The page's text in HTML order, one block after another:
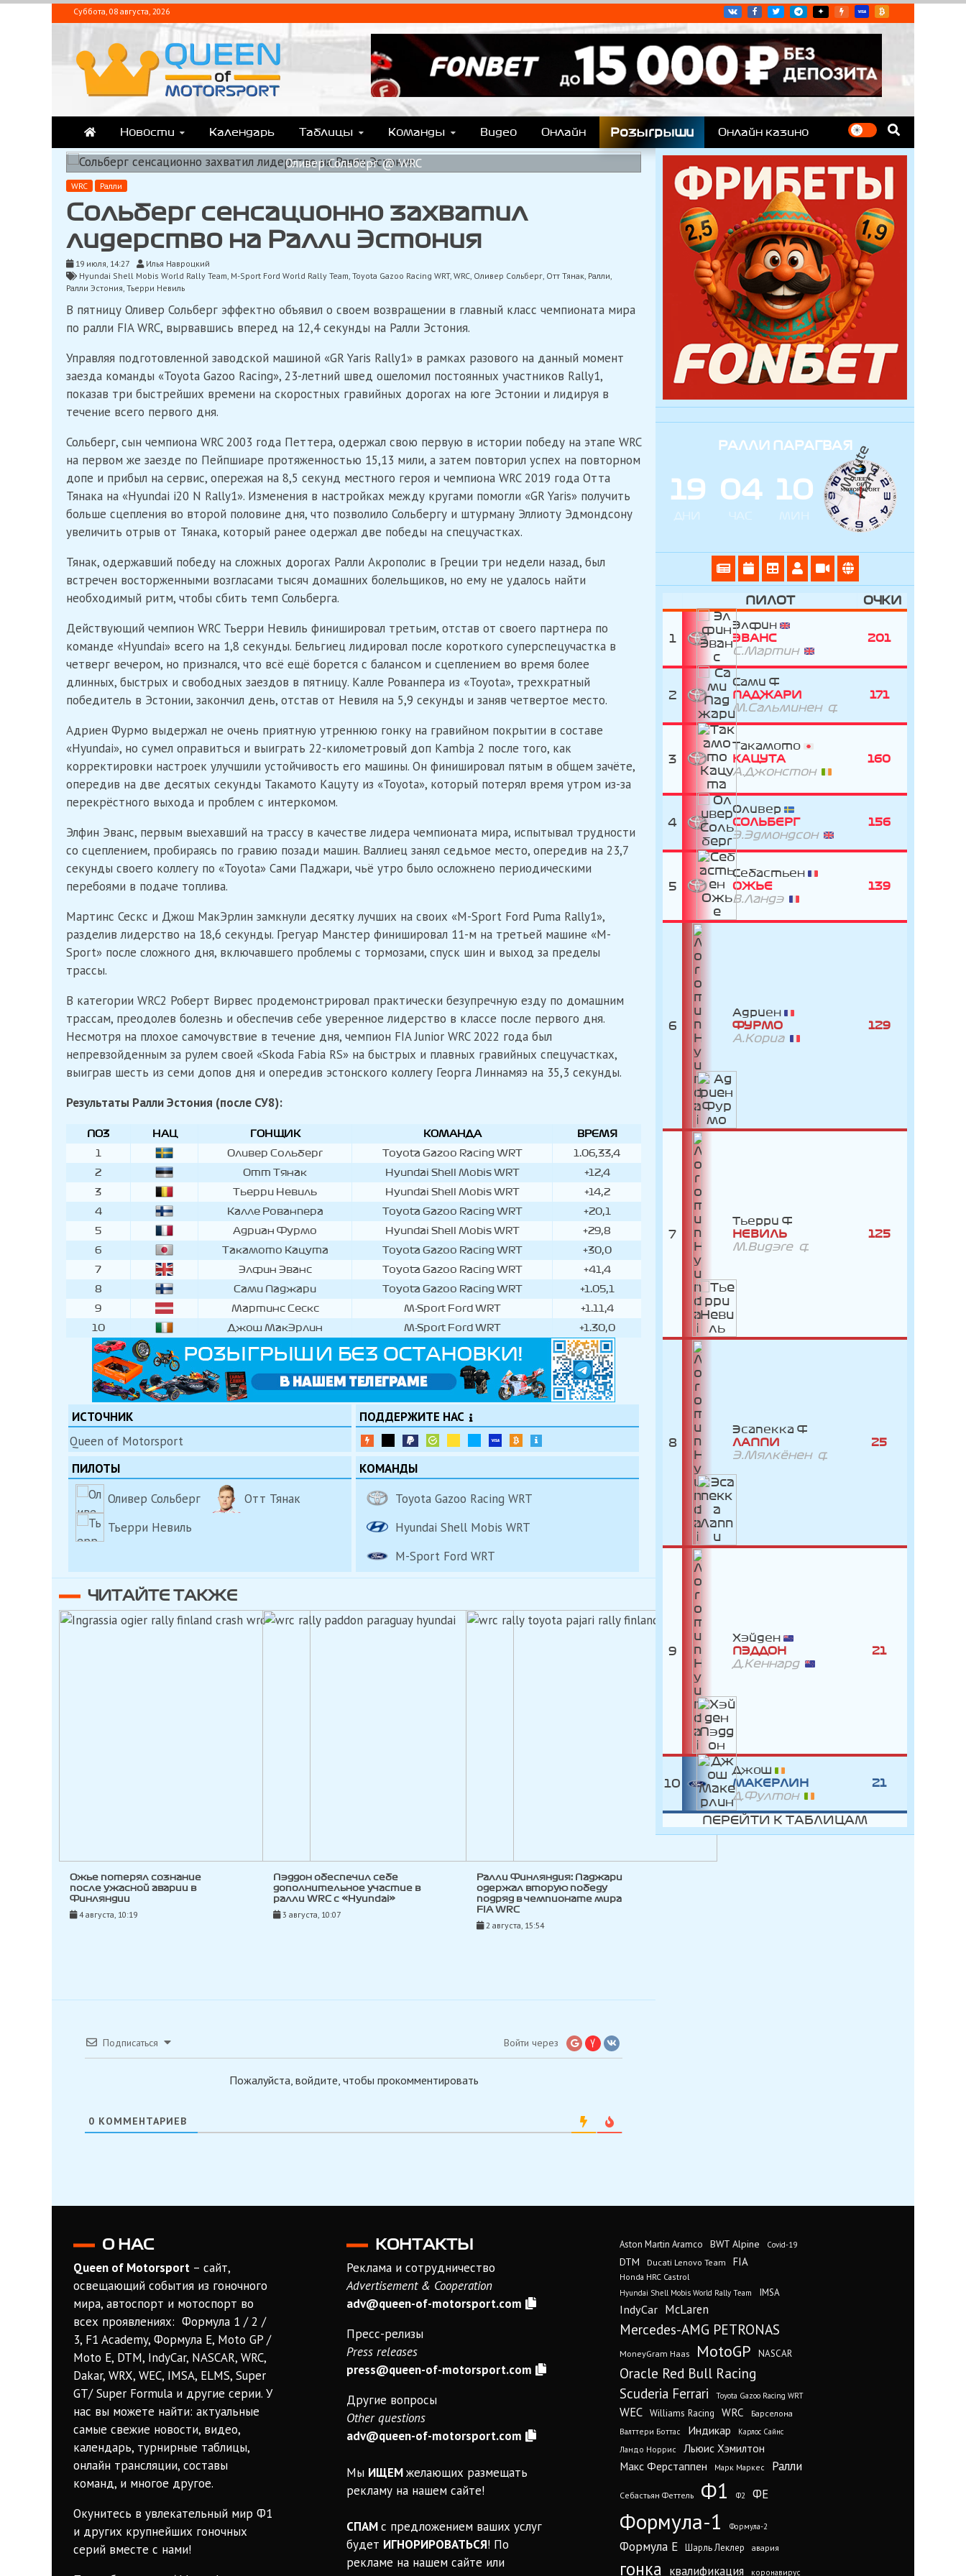
Перейти
к
содержимому
Суббота, 08 августа, 2026
QUEEN-OF-MOTORSPORT.COM
Аналитика, статистика, трансляции Формулы-1 (Ф2/Ф3/F1 Academy), Формулы Е, Moto GP, DTM, IndyCar, NASCAR, WRC (Dakar, WRX), WEC, IMSA и других гоночных серий
Новости Календарь Таблицы Команды Видео Онлайн Розыгрыши Онлайн казино
Оливер Сольберг @ WRC
WRC Ралли
Сольберг сенсационно захватил
лидерство на Ралли Эстония
19 июля, 14:27
Илья Навроцкий
Hyundai Shell Mobis World Rally Team, M-Sport Ford World Rally Team, Toyota Gazoo Racing WRT, WRC, Оливер Сольберг, Отт Тянак, Ралли,
Ралли Эстония, Тьерри Невиль
В пятницу Оливер Сольберг эффектно объявил о своем возвращении в главный класс чемпионата мира
по ралли FIA WRC, вырвавшись вперед на 12,4 секунды на Ралли Эстония.
Управляя подготовленной заводской машиной «GR Yaris Rally1» в рамках разового на данный момент
заезда команды «Toyota Gazoo Racing», 23-летний швед ошеломил постоянных участников Rally1,
показав три быстрейших времени на скоростных гравийных дорогах на юге Эстонии и лидируя в
течение всего первого дня.
Сольберг, сын чемпиона WRC 2003 года Петтера, одержал свою первую в истории победу на этапе WRC
на первом же заезде по Пейпшиаре протяженностью 15,13 мили, а затем повторил успех на повторном
допе и прибыл на сервис, опережая на 8,5 секунд местного героя и чемпиона WRC 2019 года Отта
Тянака на «Hyundai i20 N Rally1». Изменения в настройках между кругами помогли «GR Yaris» получить
больше сцепления во второй половине дня, что позволило Сольбергу и штурману Эллиоту Эдмондсону
увеличить отрыв от Тянака, который ранее одержал две победы на спецучастках.
Тянак, одержавший победу на сложных дорогах Ралли Акрополис в Греции три недели назад, был
встречен восторженными возгласами тысяч домашних болельщиков, но ему не удалось найти
необходимый ритм, чтобы сбить темп Сольберга.
Действующий чемпион WRC Тьерри Невиль финишировал третьим, отстав от своего партнера по
команде «Hyundai» всего на 1,8 секунды. Бельгиец лидировал после короткого суперспецучастка в
четверг вечером, но признался, что всё ещё борется с балансом и сцеплением во время более
длинных, быстрых и свободных заездов в пятницу. Калле Рованпера из «Toyota», трехкратный
победитель в Эстонии, закончил день, отстав от Невиля на 5,9 секунды и заняв четвертое место.
Адриен Фурмо выдержал не очень приятную утреннюю гонку на гравийном покрытии в составе
«Hyundai», но сумел оправиться и выиграть 22-километровый доп Kambja 2 после того, как
корректировки настроек улучшили устойчивость его машины. Он финишировал пятым в общем зачёте,
опередив на две десятых секунды Такамото Кацуту из «Toyota», который потерял время утром из-за
перекрёстного выхода и проблем с интеркомом.
Элфин Эванс, первым выехавший на трассу в качестве лидера чемпионата мира, испытывал трудности
со сцеплением, пробираясь по гравию позади машин. Валлиец занял седьмое место, опередив на 23,7
секунды своего коллегу по «Toyota» Сами Паджари, чьё утро было осложнено периодическими
перебоями в подаче топлива.
Мартинс Сескс и Джош МакЭрлин замкнули десятку лучших на своих «M-Sport Ford Puma Rally1»,
разделив лидерство на 18,6 секунды. Грегуар Манстер финишировал 11-м на третьей машине «M-
Sport» после сложного дня, включавшего проблемы с тормозами, спуск шин и выход за пределы
трассы.
В категории WRC2 Роберт Вирвес продемонстрировал практически безупречную езду по домашним
трассам, преодолев болезнь и обеспечив себе уверенное лидерство в классе после первого дня.
Несмотря на плохое самочувствие в течение дня, чемпион FIA Junior WRC 2022 года был
непревзойденным за рулем своей «Skoda Fabia RS» на быстрых и плавных гравийных спецучастках,
выиграв шесть из семи допов дня и опередив эстонского коллегу Георга Линнамяэ на 35,3 секунды.
Результаты Ралли Эстония (после СУ8):
ПОЗ НАЦ ГОНЩИК КОМАНДА ВРЕМЯ
1 Оливер Сольберг Toyota Gazoo Racing WRT 1.06,33,4
2 Отт Тянак Hyundai Shell Mobis WRT +12,4
3 Тьерри Невиль Hyundai Shell Mobis WRT +14,2
4 Калле Рованпера Toyota Gazoo Racing WRT +20,1
5 Адриан Фурмо Hyundai Shell Mobis WRT +29,8
6 Такамото Кацута Toyota Gazoo Racing WRT +30,0
7 Элфин Эванс Toyota Gazoo Racing WRT +41,4
8 Сами Паджари Toyota Gazoo Racing WRT +1.05,1
9 Мартинс Сескс M-Sport Ford WRT +1.11,4
10 Джош МакЭрлин M-Sport Ford WRT +1.30,0
ИСТОЧНИК
Queen of Motorsport
ПОДДЕРЖИТЕ НАС
ПИЛОТЫ
Оливер Сольберг
Отт Тянак
Тьерри Невиль
КОМАНДЫ
Toyota Gazoo Racing WRT
Hyundai Shell Mobis WRT
M-Sport Ford WRT
ЧИТАЙТЕ ТАКЖЕ
Ожье потерял сознание
после ужасной аварии в
Финляндии
4 августа, 10:19
Пэддон обеспечил себе
дополнительное участие в
ралли WRC с «Hyundai»
3 августа, 10:07
Ралли Финляндия: Паджари
одержал вторую победу
подряд в чемпионате мира
FIA WRC
2 августа, 15:54
Подписаться Войти через
Пожалуйста, войдите, чтобы прокомментировать
0 КОММЕНТАРИЕВ
РАЛЛИ ПАРАГВАЯ
19
ДНИ
04
ЧАС
10
МИН
ПИЛОТ ОЧКИ
1
Элфин
ЭВАНС
С.Мартин
201
2
Сами
ПАДЖАРИ
М.Сальминен
171
3
Такамото
КАЦУТА
А.Джонстон
160
4
Оливер
СОЛЬБЕРГ
Э.Эдмондсон
156
5
Себастьен
ОЖЬЕ
В.Ландэ
139
6
Адриен
ФУРМО
А.Кориа
129
7
Тьерри
НЕВИЛЬ
М.Видэге
125
8
Эсапекка
ЛАППИ
Э.Мялкёнен
25
9
Хэйден
ПЭДДОН
Д.Кеннард
21
10
Джош
МАКЕРЛИН
Д.Фултон
21
ПЕРЕЙТИ К ТАБЛИЦАМ
О НАС
Queen of Motorsport – сайт,
освещающий события из гоночного
мира, автоспорт и мотоспорт во
всех проявлениях: Формула 1 / 2 /
3, F1 Academy, Формула Е, Moto GP /
Moto E, DTM, IndyCar, NASCAR, WRC,
Dakar, WRX, WEC, IMSA, ELMS, Super
GT/ Super Formula и другие серии. У
нас вы можете найти: актуальные
самые свежие новости, видео,
календарь, турнирные таблицы,
онлайн трансляции, составы
команд, и многое другое.
Окунитесь в увлекательный мир Ф1
и других крупнейших гоночных
серий вместе с нами!
КОНТАКТЫ
Реклама и сотрудничество
Advertisement & Cooperation
adv@queen-of-motorsport.com
Пресс-релизы
Press releases
press@queen-of-motorsport.com
Другие вопросы
Other questions
adv@queen-of-motorsport.com
Мы ИЩЕМжелающих размещать
рекламу на нашем сайте!
СПАМс предложением ваших услуг
будет ИГНОРИРОВАТЬСЯ! По
рекламе на нашем сайте или
Aston Martin Aramco BWT Alpine Covid-19
DTM Ducati Lenovo Team FIA
Honda HRC Castrol
Hyundai Shell Mobis World Rally Team IMSA
IndyCar McLaren
Mercedes-AMG PETRONAS
MoneyGram Haas MotoGP NASCAR
Oracle Red Bull Racing
Scuderia Ferrari Toyota Gazoo Racing WRT
WEC Williams Racing WRC
Барселона
Валттери Боттас
Индикар Карлос Сайнс
Ландо Норрис
Льюис Хэмилтон
Макс Ферстаппен
Марк Маркес Ралли
Себастьян Феттель Ф1 Ф2 ФЕ
Формула-1 Формула-2
Формула Е Шарль Леклер авария
гонка квалификация коронавирус